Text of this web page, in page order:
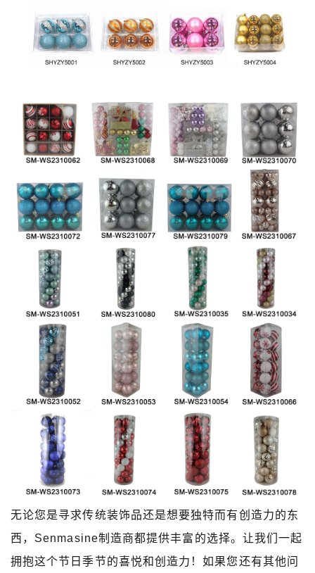
无论您是寻求传统装饰品还是想要独特而有创造力的东
西，Senmasine制造商都提供丰富的选择。让我们一起
拥抱这个节日季节的喜悦和创造力！如果您还有其他问